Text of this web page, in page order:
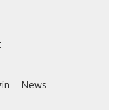
– News